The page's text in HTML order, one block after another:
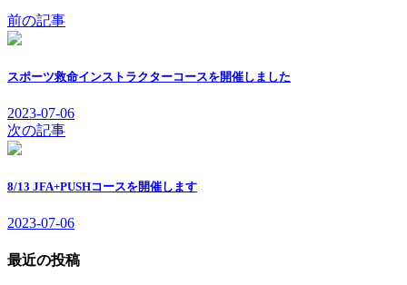
前の記事
スポーツ救命インストラクターコースを開催しました
2023-07-06
次の記事
8/13 JFA+PUSHコースを開催します
2023-07-06
最近の投稿